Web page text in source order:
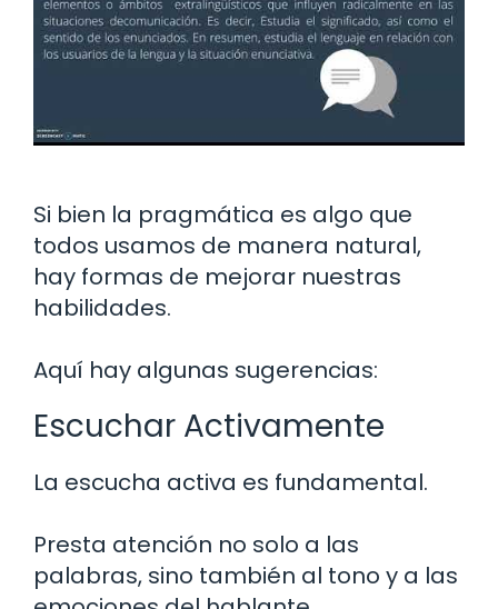
Si bien la pragmática es algo que
todos usamos de manera natural,
hay formas de mejorar nuestras
habilidades.
Aquí hay algunas sugerencias:
Escuchar Activamente
La escucha activa es fundamental.
Presta atención no solo a las
palabras, sino también al tono y a las